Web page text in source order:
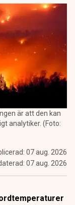
är att den kan
analytiker. (Foto:
07 aug. 2026
07 aug. 2026